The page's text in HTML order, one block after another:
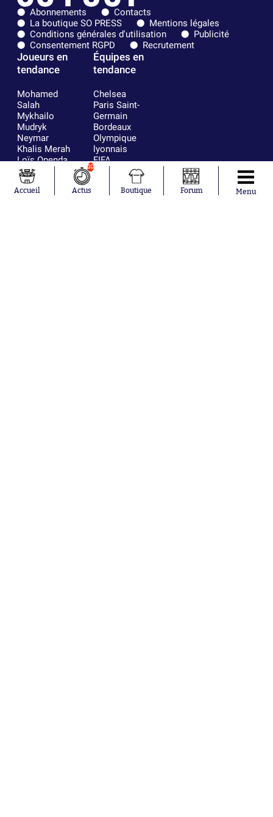
Abonnements
Contacts
La boutique SO PRESS
Mentions légales
Conditions générales d'utilisation
Publicité
Consentement RGPD
Recrutement
Joueurs en
tendance
Mohamed
Salah
Mykhailo
Mudryk
Neymar
Khalis Merah
Loïs Openda
Moussa
Niakhaté
Nicolás
Équipes en
tendance
Chelsea
Paris Saint-
Germain
Bordeaux
Olympique
lyonnais
FIFA
Real Madrid
RC Strasbourg
AC Milan
Accueil
10
Actus Boutique Forum Menu